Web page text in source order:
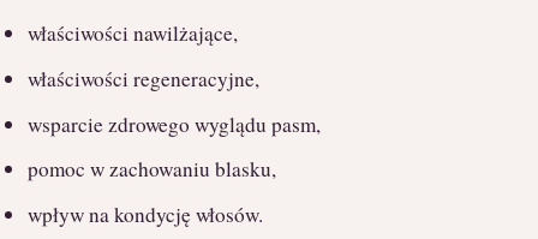
właściwości nawilżające,
właściwości regeneracyjne,
wsparcie zdrowego wyglądu pasm,
pomoc w zachowaniu blasku,
wpływ na kondycję włosów.